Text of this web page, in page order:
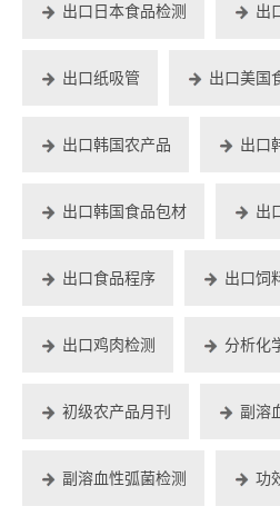
出口日本食品检测 出
出口纸吸管 出口美国
出口韩国农产品 出口
出口韩国食品包材 出
出口食品程序 出口饲
出口鸡肉检测 分析化
初级农产品月刊 副溶
副溶血性弧菌检测 功